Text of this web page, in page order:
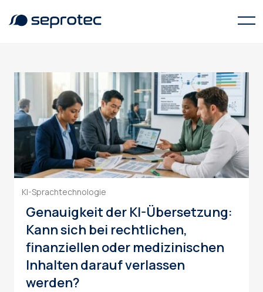
KI-Sprachtechnologie
Genauigkeit der KI-Übersetzung:
Kann sich bei rechtlichen,
finanziellen oder medizinischen
Inhalten darauf verlassen
werden?